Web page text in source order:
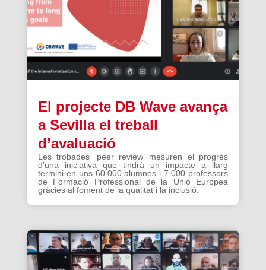
El projecte DB Wave avança
a Sevilla el treball
d’avaluació
Les trobades ‘peer review’ mesuren el progrés
d’una iniciativa que tindrà un impacte a llarg
termini en uns 60.000 alumnes i 7.000 professors
de Formació Professional de la Unió Europea
gràcies al foment de la qualitat i la inclusió.